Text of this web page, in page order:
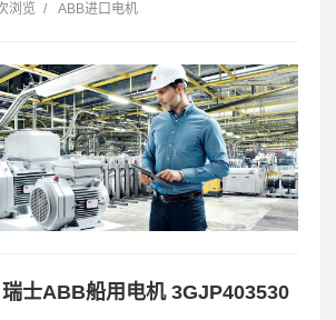
浏览 / ABB进口电机
士ABB船用电机 3GJP403530